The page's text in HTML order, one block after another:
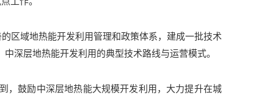
区域地热能开发利用管理和政策体系，建成一批技术
深层地热能开发利用的典型技术路线与运营模式。
，鼓励中深层地热能大规模开发利用，大力提升在城